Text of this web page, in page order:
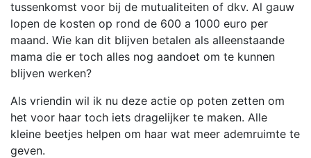
tussenkomst voor bij de mutualiteiten of dkv. Al gauw
lopen de kosten op rond de 600 a 1000 euro per
maand. Wie kan dit blijven betalen als alleenstaande
mama die er toch alles nog aandoet om te kunnen
blijven werken?
Als vriendin wil ik nu deze actie op poten zetten om
het voor haar toch iets dragelijker te maken. Alle
kleine beetjes helpen om haar wat meer ademruimte te
geven.